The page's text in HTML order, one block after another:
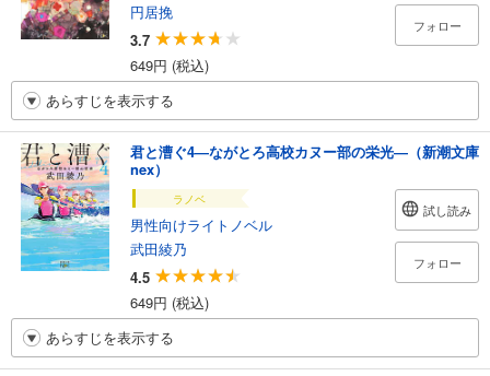
円居挽
3.7
649円 (税込)
フォロー
あらすじを表示する
君と漕ぐ4―ながとろ高校カヌー部の栄光―（新潮文庫
nex）
ラノベ
男性向けライトノベル
武田綾乃
4.5
649円 (税込)
試し読み
フォロー
あらすじを表示する